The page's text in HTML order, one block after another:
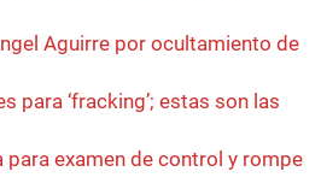
Aguirre por ocultamiento de
para ‘fracking’; estas son las
examen de control y rompe